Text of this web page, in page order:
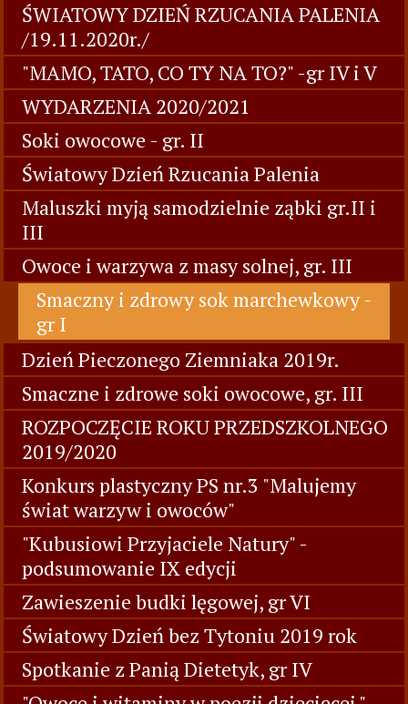
ŚWIATOWY DZIEŃ RZUCANIA PALENIA
/19.11.2020r./
"MAMO, TATO, CO TY NA TO?" -gr IV i V
WYDARZENIA 2020/2021
Soki owocowe - gr. II
Światowy Dzień Rzucania Palenia
Maluszki myją samodzielnie ząbki gr.II i
III
Owoce i warzywa z masy solnej, gr. III
Smaczny i zdrowy sok marchewkowy -
gr I
Dzień Pieczonego Ziemniaka 2019r.
Smaczne i zdrowe soki owocowe, gr. III
ROZPOCZĘCIE ROKU PRZEDSZKOLNEGO
2019/2020
Konkurs plastyczny PS nr.3 "Malujemy
świat warzyw i owoców"
"Kubusiowi Przyjaciele Natury" -
podsumowanie IX edycji
Zawieszenie budki lęgowej, gr VI
Światowy Dzień bez Tytoniu 2019 rok
Spotkanie z Panią Dietetyk, gr IV